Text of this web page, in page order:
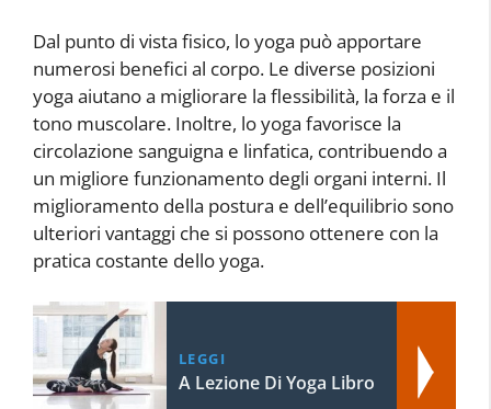
Dal punto di vista fisico, lo yoga può apportare
numerosi benefici al corpo. Le diverse posizioni
yoga aiutano a migliorare la flessibilità, la forza e il
tono muscolare. Inoltre, lo yoga favorisce la
circolazione sanguigna e linfatica, contribuendo a
un migliore funzionamento degli organi interni. Il
miglioramento della postura e dell’equilibrio sono
ulteriori vantaggi che si possono ottenere con la
pratica costante dello yoga.
LEGGI
A Lezione Di Yoga Libro